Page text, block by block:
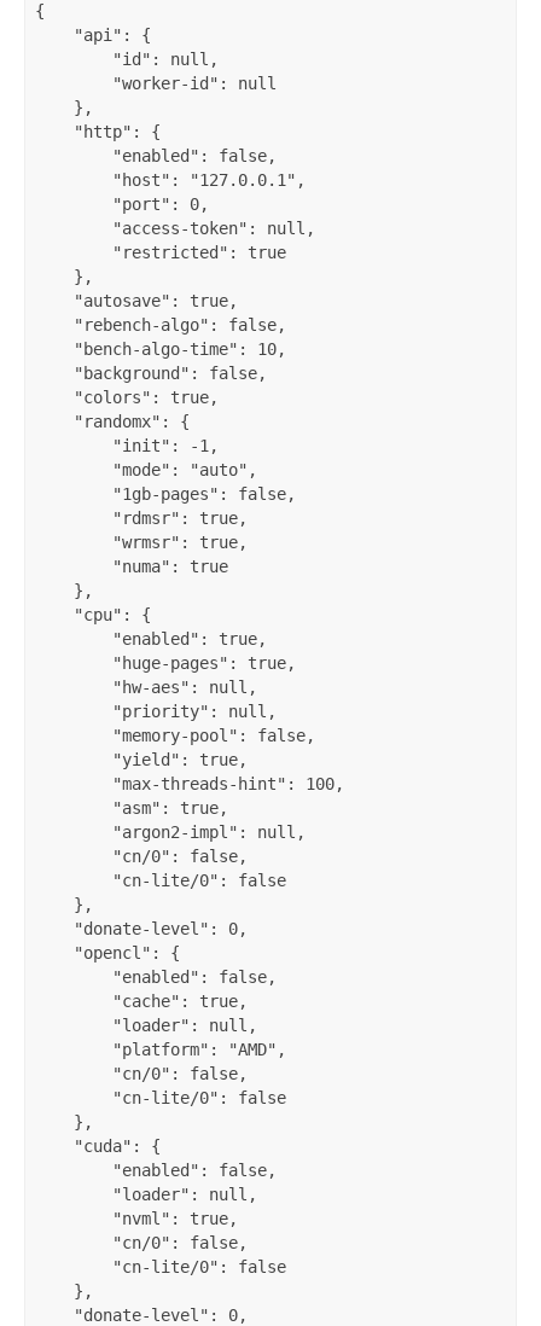
{
"api" :
{
"id" : null ,
"worker-id" :
null
} ,
"http" :
{
"enabled" : false,
"host" : "127.0.0.1" ,
"port" : 0,
"access-token" : null ,
"restricted" :
true
} ,
"autosave" : true,
"rebench-algo" : false,
"bench-algo-time" : 10,
"background" : false,
"colors" : true,
"randomx" :
{
"init" : -1 ,
"mode" : "auto" ,
"1gb-pages" : false,
"rdmsr" : true,
"wrmsr" : true,
"numa" :
true
} ,
"cpu" :
{
"enabled" : true,
"huge-pages" : true,
"hw-aes" : null ,
"priority" : null ,
"memory-pool" : false,
"yield" : true,
"max-threads-hint" : 100,
"asm" : true,
"argon2-impl" : null ,
"cn/0" : false,
"cn-lite/0" :
false
} ,
"donate-level" : 0,
"opencl" :
{
"enabled" : false,
"cache" : true,
"loader" : null ,
"platform" : "AMD" ,
"cn/0" : false,
"cn-lite/0" :
false
} ,
"cuda" :
{
"enabled" : false,
"loader" : null ,
"nvml" : true,
"cn/0" : false,
"cn-lite/0" :
false
} ,
"donate-level" : 0,